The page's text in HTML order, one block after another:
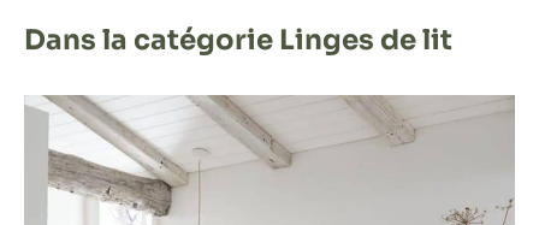
Dans la catégorie Linges de lit